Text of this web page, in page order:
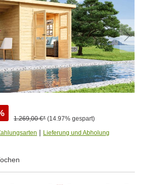
1.269,00 €* (14.97% gespart)
| Lieferung und Abholung